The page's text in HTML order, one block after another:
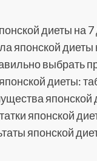
диеты на 7
японской диеты
выбрать
диеты:
японской
японской
японской